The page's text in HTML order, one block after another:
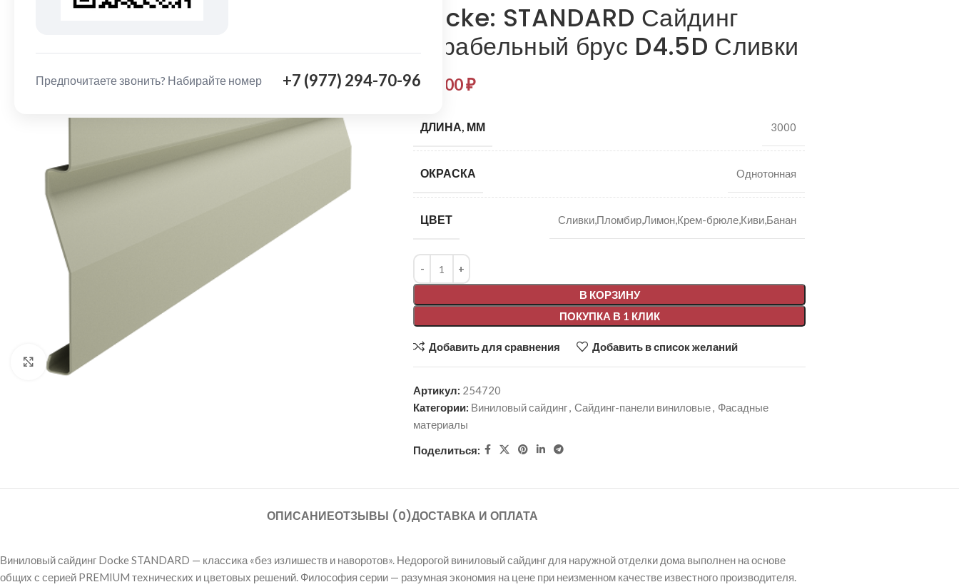
Предпочитаете звонить? Набирайте номер +7 (977) 294-70-96
Нажмите, чтобы увеличить
Docke: STANDARD Сайдинг
Корабельный брус D4.5D Сливки
279,00₽
ДЛИНА, ММ 3000
ОКРАСКА Однотонная
ЦВЕТ Сливки,Пломбир,Лимон,Крем-брюле,Киви,Банан
В КОРЗИНУ
ПОКУПКА В 1 КЛИК
Alternative:
Добавить для сравнения Добавить в список желаний
Артикул: 254720
Категории: Виниловый сайдинг, Сайдинг-панели виниловые, Фасадные
материалы
Поделиться:
ОПИСАНИЕОТЗЫВЫ (0)ДОСТАВКА И ОПЛАТА
Виниловый сайдинг Docke STANDARD — классика «без излишеств и наворотов». Недорогой виниловый сайдинг для наружной отделки дома выполнен на основе
общих с серией PREMIUM технических и цветовых решений. Философия серии — разумная экономия на цене при неизменном качестве известного производителя.